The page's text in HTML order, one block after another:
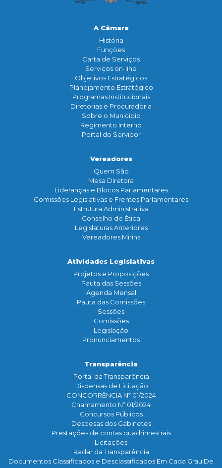
A Câmara
História
Funçōes
Carta de Serviços
Serviços on-line
Objetivos Estratégicos
Planejamento Estratégico
Programas Institucionais
Diretorias e Procuradoria
Sobre o Município
Regimento Interno
Portal do Servidor
Vereadores
Quem São
Mesa Diretora
Lideranças e Blocos Parlamentares
Comissões Legislativas e Frentes Parlamentares
Estrutura Administrativa
Conselho de Ética
Legislaturas Anteriores
Vereadores Mirins
Atividades Legislativas
Projetos e Proposições
Pauta das Sessões
Agenda Mensal
Pauta das Comissões
Sessões
Comissões
Legislação
Pronunciamentos
Transparência
Portal da Transparência
Dispensas de Licitação
CONCORRÊNCIA Nº 01/2024
Chamamento Nº 01/2024
Concursos Públicos
Despesas dos Gabinetes
Prestações de contas quadrimestrais
Licitações
Radar da Transparência
Documentos Classificados e Desclassificados Em Cada Grau De